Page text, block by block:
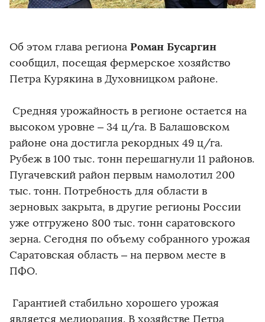
Об этом глава региона Роман Бусаргин
сообщил, посещая фермерское хозяйство
Петра Курякина в Духовницком районе.
Средняя урожайность в регионе остается на
высоком уровне – 34 ц/га. В Балашовском
районе она достигла рекордных 49 ц/га.
Рубеж в 100 тыс. тонн перешагнули 11 районов.
Пугачевский район первым намолотил 200
тыс. тонн. Потребность для области в
зерновых закрыта, в другие регионы России
уже отгружено 800 тыс. тонн саратовского
зерна. Сегодня по объему собранного урожая
Саратовская область – на первом месте в
ПФО.
Гарантией стабильно хорошего урожая
является мелиорация. В хозяйстве Петра